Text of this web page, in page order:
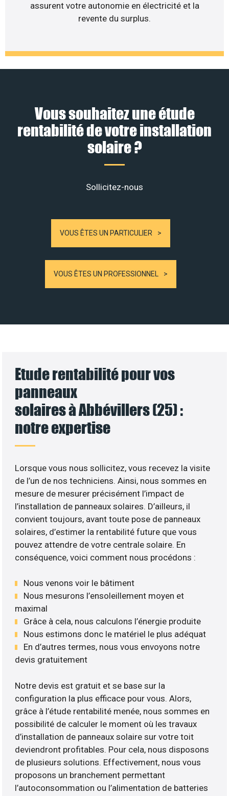
assurent votre autonomie en électricité et la
revente du surplus.
Vous souhaitez une étude
rentabilité de votre installation
solaire ?
Sollicitez-nous
VOUS ÊTES UN PARTICULIER
VOUS ÊTES UN PROFESSIONNEL
Etude rentabilité pour vos
panneaux
solaires à Abbévillers (25) :
notre expertise
Lorsque vous nous sollicitez, vous recevez la visite
de l’un de nos techniciens. Ainsi, nous sommes en
mesure de mesurer précisément l’impact de
l’installation de panneaux solaires. D’ailleurs, il
convient toujours, avant toute pose de panneaux
solaires, d’estimer la rentabilité future que vous
pouvez attendre de votre centrale solaire. En
conséquence, voici comment nous procédons :
Nous venons voir le bâtiment
Nous mesurons l’ensoleillement moyen et
maximal
Grâce à cela, nous calculons l’énergie produite
Nous estimons donc le matériel le plus adéquat
En d’autres termes, nous vous envoyons notre
devis gratuitement
Notre devis est gratuit et se base sur la
configuration la plus efficace pour vous. Alors,
grâce à l’étude rentabilité menée, nous sommes en
possibilité de calculer le moment où les travaux
d’installation de panneaux solaire sur votre toit
deviendront profitables. Pour cela, nous disposons
de plusieurs solutions. Effectivement, nous vous
proposons un branchement permettant
l’autoconsommation ou l’alimentation de batteries